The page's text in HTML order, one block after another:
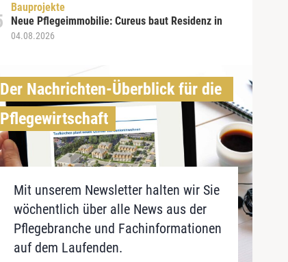
Bauprojekte
Neue Pflegeimmobilie: Cureus baut Residenz in
04.08.2026
Der Nachrichten-Überblick für die
Pflegewirtschaft
Mit unserem Newsletter halten wir Sie
wöchentlich über alle News aus der
Pflegebranche und Fachinformationen
auf dem Laufenden.